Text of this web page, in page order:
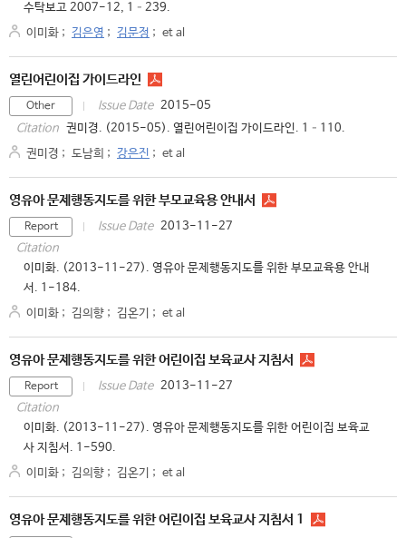
수탁보고 2007-12, 1–239.
이미화 ; 김은영 ; 김문정 ; et al
열린어린이집 가이드라인
Other Issue Date 2015-05
Citation 권미경. (2015-05). 열린어린이집 가이드라인. 1–110.
권미경 ; 도남희 ; 강은진 ; et al
영유아 문제행동지도를 위한 부모교육용 안내서
Report Issue Date 2013-11-27
Citation
이미화. (2013-11-27). 영유아 문제행동지도를 위한 부모교육용 안내
서. 1-184.
이미화 ; 김의향 ; 김온기 ; et al
영유아 문제행동지도를 위한 어린이집 보육교사 지침서
Report Issue Date 2013-11-27
Citation
이미화. (2013-11-27). 영유아 문제행동지도를 위한 어린이집 보육교
사 지침서. 1-590.
이미화 ; 김의향 ; 김온기 ; et al
영유아 문제행동지도를 위한 어린이집 보육교사 지침서 1